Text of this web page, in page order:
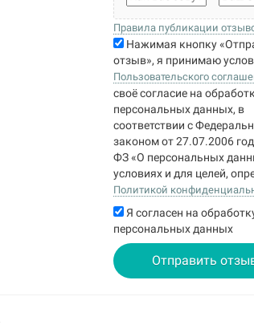
Правила публикации
Нажимая кнопку
отзыв», я принимаю
Пользовательского
своё согласие на
персональных данных, в
соответствии с
законом от 27.07.2006
ФЗ «О персональных
условиях и для целей,
Политикой
Я согласен на
персональных данных
Отправить